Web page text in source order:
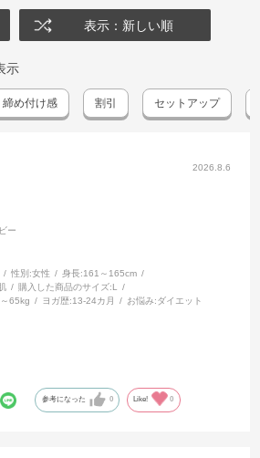
表示：新しい順
示
締め付け感 割引 セットアップ
2026.8.6
ー
性別:女性 身長:161～165cm
購入した商品のサイズ:L
65kg ヨガ歴:13-24カ月 お悩み:ダイエット
参考になった 0 Like! 0